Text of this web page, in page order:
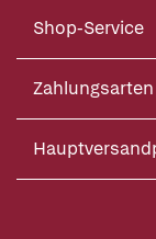
Shop-Service
Zahlungsarten